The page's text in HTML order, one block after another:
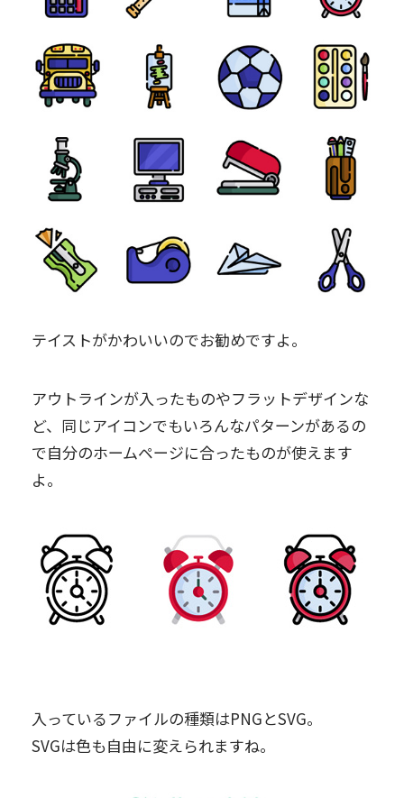
テイストがかわいいのでお勧めですよ。
アウトラインが入ったものやフラットデザインな
ど、同じアイコンでもいろんなパターンがあるの
で自分のホームページに合ったものが使えます
よ。
入っているファイルの種類はPNGとSVG。
SVGは色も自由に変えられますね。